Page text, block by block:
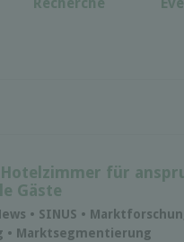
für
Gäste
• SINUS •
• Marktsegmentierung